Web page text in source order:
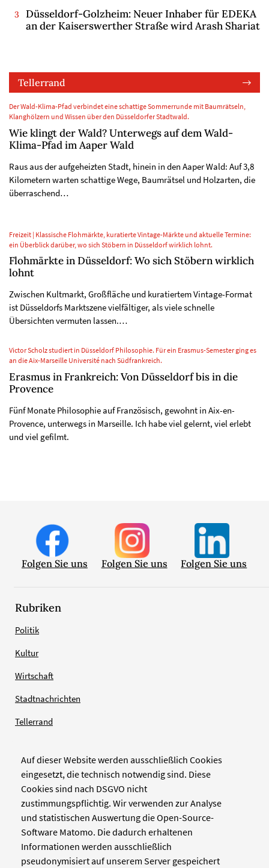
Auf dieser Website werden ausschließlich Cookies
eingesetzt, die technisch notwendig sind. Diese
Cookies sind nach DSGVO nicht
zustimmungspflichtig. Wir verwenden zur Analyse
und statistischen Auswertung die Open-Source-
Software Matomo. Die dadurch erhaltenen
Informationen werden ausschließlich
pseudonymisiert auf unserem Server gespeichert
Düsseldorf-Golzheim: Neuer Inhaber für EDEKA
an der Kaiserswerther Straße wird Arash Shariat
Tellerrand
Der Wald-Klima-Pfad verbindet eine schattige Sommerrunde mit Baumrätseln,
Klanghölzern und Wissen über den Düsseldorfer Stadtwald.
Wie klingt der Wald? Unterwegs auf dem Wald-
Klima-Pfad im Aaper Wald
Raus aus der aufgeheizten Stadt, hinein in den Aaper Wald: Auf 3,8
Kilometern warten schattige Wege, Baumrätsel und Holzarten, die
überraschend…
Freizeit | Klassische Flohmärkte, kuratierte Vintage-Märkte und aktuelle Termine:
ein Überblick darüber, wo sich Stöbern in Düsseldorf wirklich lohnt.
Flohmärkte in Düsseldorf: Wo sich Stöbern wirklich
lohnt
Zwischen Kultmarkt, Großfläche und kuratiertem Vintage-Format
ist Düsseldorfs Marktszene vielfältiger, als viele schnelle
Übersichten vermuten lassen.…
Victor Scholz studiert in Düsseldorf Philosophie. Für ein Erasmus-Semester ging es
an die Aix-Marseille Université nach Südfrankreich.
Erasmus in Frankreich: Von Düsseldorf bis in die
Provence
Fünf Monate Philosophie auf Französisch, gewohnt in Aix-en-
Provence, unterwegs in Marseille. Ich habe viel gelernt, viel erlebt
und viel gefilmt.
Folgen Sie uns Folgen Sie uns Folgen Sie uns
Rubriken
Politik
Kultur
Wirtschaft
Stadtnachrichten
Tellerrand
Verlag
Pinienstraße 2
40233 Düsseldorf
www.zellwerk.com